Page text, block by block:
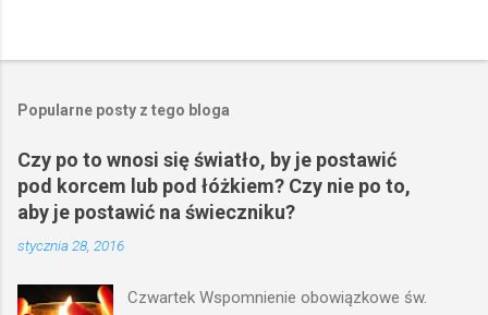
Popularne posty z tego bloga
Czy po to wnosi się światło, by je postawić
pod korcem lub pod łóżkiem? Czy nie po to,
aby je postawić na świeczniku?
stycznia 28, 2016
Czwartek Wspomnienie obowiązkowe św.